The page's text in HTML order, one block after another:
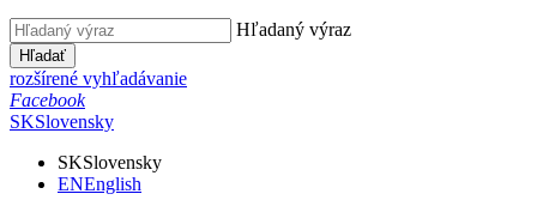
Hľadaný výraz
Hľadať
rozšírené vyhľadávanie
Facebook
SKSlovensky
SKSlovensky
ENEnglish